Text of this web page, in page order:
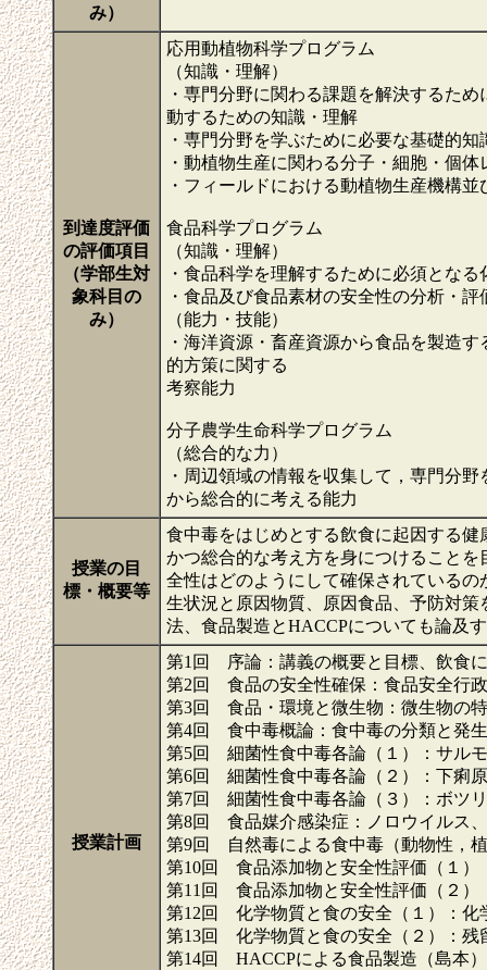
み）
到達度評価
の評価項目
（学部生対
象科目の
み）
応用動植物科学プログラム
（知識・理解）
・専門分野に関わる課題を解決するた
動するための知識・理解
・専門分野を学ぶために必要な基礎的知
・動植物生産に関わる分子・細胞・個
・フィールドにおける動植物生産機構
食品科学プログラム
（知識・理解）
・食品科学を理解するために必須とな
・食品及び食品素材の安全性の分析・
（能力・技能）
・海洋資源・畜産資源から食品を製造
的方策に関する
考察能力
分子農学生命科学プログラム
（総合的な力）
・周辺領域の情報を収集して，専門分
から総合的に考える能力
授業の目
標・概要等
食中毒をはじめとする飲食に起因する
かつ総合的な考え方を身につけること
全性はどのようにして確保されている
生状況と原因物質、原因食品、予防対
法、食品製造とHACCPについても論及
授業計画
第1回 序論：講義の概要と目標、飲食
第2回 食品の安全性確保：食品安全行
第3回 食品・環境と微生物：微生物の
第4回 食中毒概論：食中毒の分類と発
第5回 細菌性食中毒各論（１）：サル
第6回 細菌性食中毒各論（２）：下痢
第7回 細菌性食中毒各論（３）：ボツ
第8回 食品媒介感染症：ノロウイルス
第9回 自然毒による食中毒（動物性，
第10回 食品添加物と安全性評価（１）
第11回 食品添加物と安全性評価（２）
第12回 化学物質と食の安全（１）：化
第13回 化学物質と食の安全（２）：残
第14回 HACCPによる食品製造（島本）